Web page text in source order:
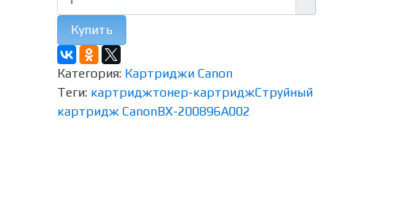
Купить
Категория: Картриджи Canon
Теги: картриджтонер-картриджСтруйный
картридж CanonBX-200896A002